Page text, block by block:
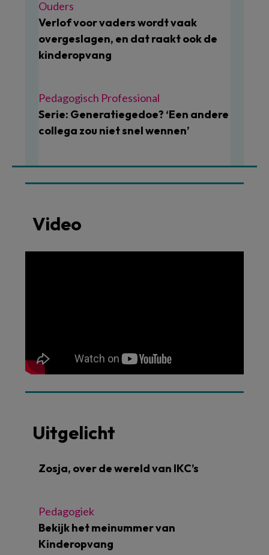
Ouders
Verlof voor vaders wordt vaak
overgeslagen, en dat raakt ook de
kinderopvang
Pedagogisch Professional
Serie: Generatiegedoe? ‘Een andere
collega zou niet snel wennen’
Video
Uitgelicht
Zosja, over de wereld van IKC’s
Pedagogiek
Bekijk het meinummer van
Kinderopvang